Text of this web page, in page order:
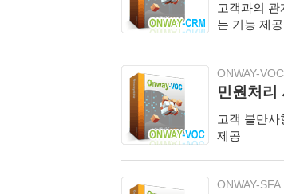
고객과의
는 기능 제공
ONWAY-VOC
민원처리
고객 불만
제공
ONWAY-SFA